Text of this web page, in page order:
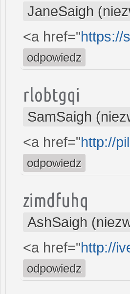
JaneSaigh
<a href="https://
odpowiedz
rlobtgqi
SamSaigh
<a href="http://
odpowiedz
zimdfuhq
AshSaigh
<a href="http://
odpowiedz